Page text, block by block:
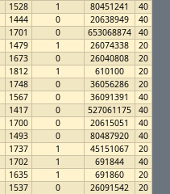
1528 1 80451241
40
1444 0 20638949
40
1701 0 653068874
40
1479 1 26074338
20
1673 0 26040808
20
1812 1 610100
20
1748 0 36056286
20
1567 0 36091391
40
1417 0 527061175
40
1700 0 20615051
40
1493 0 80487920
40
1737 1 45151067
20
1702 1 691844
40
1635 1 691860
20
1537 0 26091542
20